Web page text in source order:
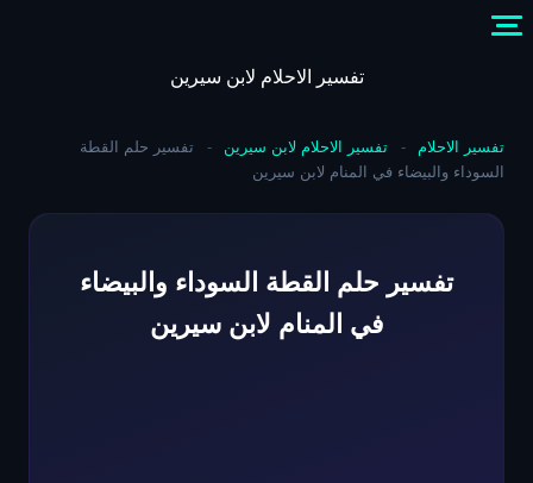
content
تفسير الاحلام لابن سيرين
تفسير الاحلام - تفسير الاحلام لابن سيرين -
تفسير حلم القطة
السوداء والبيضاء في المنام لابن سيرين
تفسير حلم القطة السوداء والبيضاء
في المنام لابن سيرين